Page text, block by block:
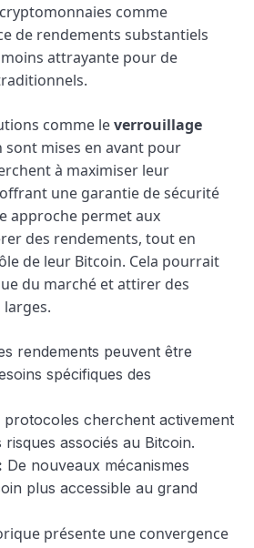
comme
de rendements substantiels
attrayante pour de
comme leverrouillage
sont mises en avant pour
à maximiser leur
une garantie de sécurité
approche permet aux
des rendements, tout en
de leur Bitcoin. Cela pourrait
du marché et attirer des
larges.
rendements peuvent être
spécifiques des
protocoles cherchent activement
risques associés au Bitcoin.
De nouveaux mécanismes
plus accessible au grand
présente une convergence